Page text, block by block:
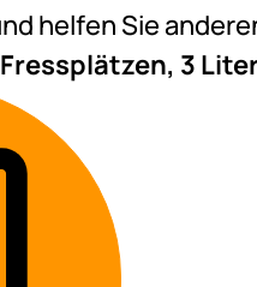
helfen Sie
3